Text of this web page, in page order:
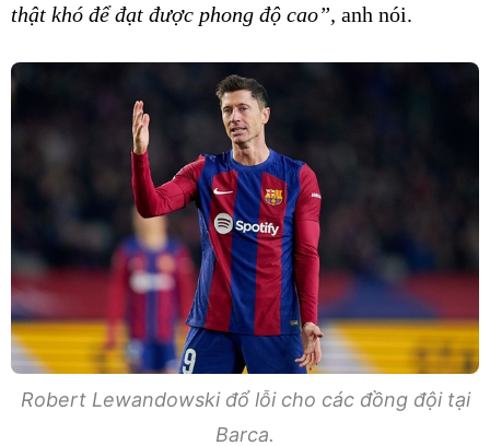
thật khó để đạt được phong độ cao”, anh nói.
Robert Lewandowski đổ lỗi cho các đồng đội tại
Barca.